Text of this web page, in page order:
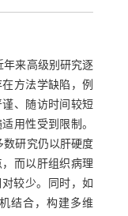
年来高级别研究逐
方法学缺陷，例
、随访时间较短
用性受到限制。
数研究仍以肝硬度
而以肝组织病理
较少。同时，如
结合，构建多维